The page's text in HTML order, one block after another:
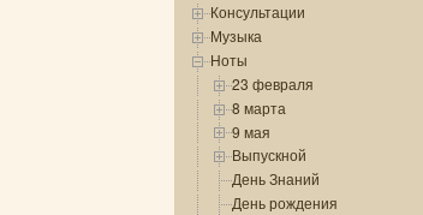
Консультации
Музыка
Ноты
23 февраля
8 марта
9 мая
Выпускной
День Знаний
День рождения